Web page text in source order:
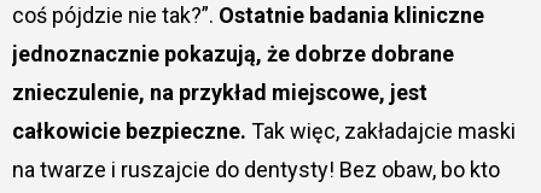
coś pójdzie nie tak?”. Ostatnie badania kliniczne
jednoznacznie pokazują, że dobrze dobrane
znieczulenie, na przykład miejscowe, jest
całkowicie bezpieczne. Tak więc, zakładajcie maski
na twarze i ruszajcie do dentysty! Bez obaw, bo kto